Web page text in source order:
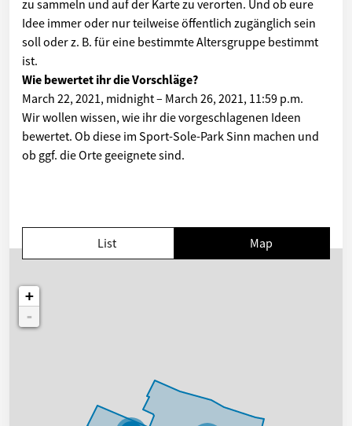
zu sammeln und auf der Karte zu verorten. Und ob eure
Idee immer oder nur teilweise öffentlich zugänglich sein
soll oder z. B. für eine bestimmte Altersgruppe bestimmt
ist.
Wie bewertet ihr die Vorschläge?
March 22, 2021, midnight– March 26, 2021, 11:59 p.m.
Wir wollen wissen, wie ihr die vorgeschlagenen Ideen
bewertet. Ob diese im Sport-Sole-Park Sinn machen und
ob ggf. die Orte geeignete sind.
List Map
+
-